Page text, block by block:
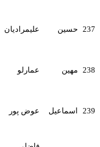
علیمرادیان 6905
عمارلو 1862
عوض پور 4930